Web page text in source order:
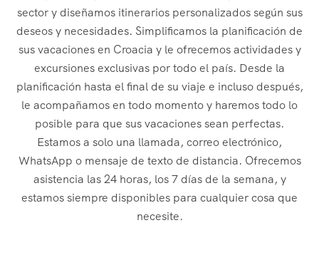
sector y diseñamos itinerarios personalizados según sus
deseos y necesidades. Simplificamos la planificación de
sus vacaciones en Croacia y le ofrecemos actividades y
excursiones exclusivas por todo el país. Desde la
planificación hasta el final de su viaje e incluso después,
le acompañamos en todo momento y haremos todo lo
posible para que sus vacaciones sean perfectas.
Estamos a solo una llamada, correo electrónico,
WhatsApp o mensaje de texto de distancia. Ofrecemos
asistencia las 24 horas, los 7 días de la semana, y
estamos siempre disponibles para cualquier cosa que
necesite.
6
0
5
9
4
7
7
7
7
7
6
7
8
0
1
5
4
3
2
1
6
5
4
3
0
3
7
0
4
2
5
8
1
4